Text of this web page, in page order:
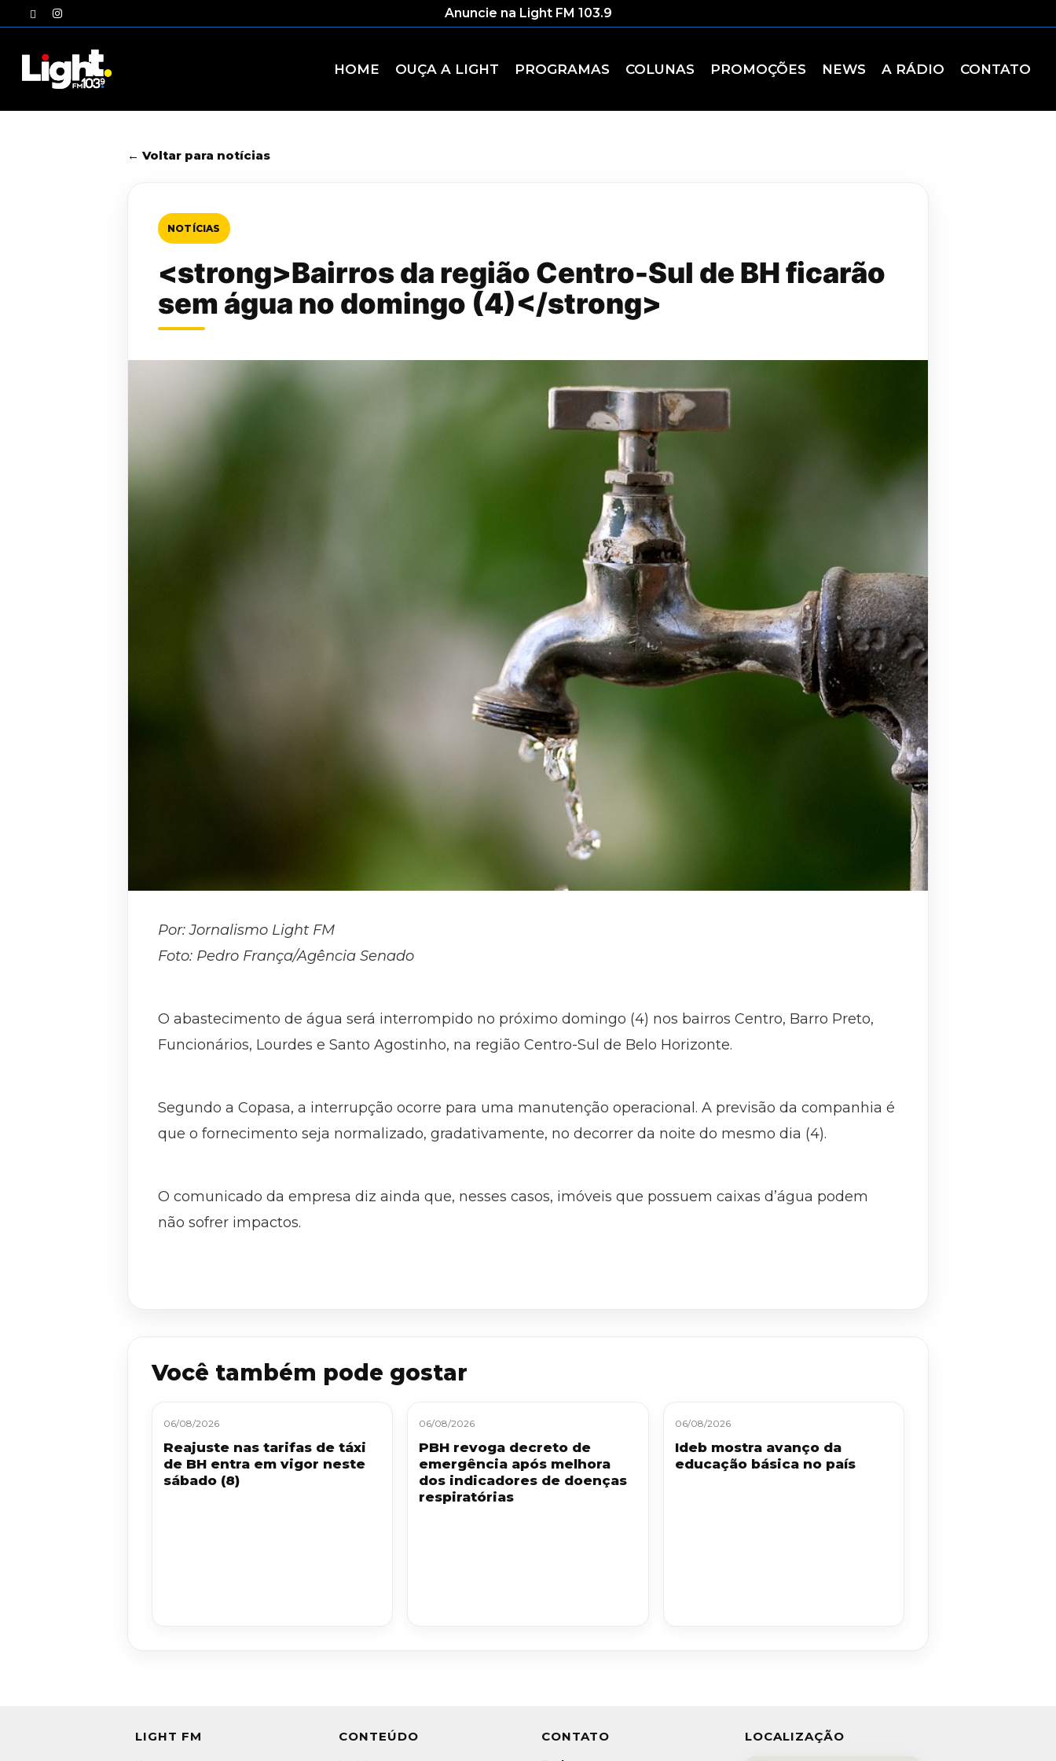
to
twitterinstagram Anuncie na Light FM 103.9
HOME OUÇA A LIGHT PROGRAMAS COLUNAS PROMOÇÕES NEWS A RÁDIO CONTATO
← Voltar para notícias
NOTÍCIAS
<strong>Bairros da região Centro-Sul de BH ficarão
sem água no domingo (4)</strong>
Por: Jornalismo Light FM
Foto: Pedro França/Agência Senado
O abastecimento de água será interrompido no próximo domingo (4) nos bairros Centro, Barro Preto,
Funcionários, Lourdes e Santo Agostinho, na região Centro-Sul de Belo Horizonte.
Segundo a Copasa, a interrupção ocorre para uma manutenção operacional. A previsão da companhia é
que o fornecimento seja normalizado, gradativamente, no decorrer da noite do mesmo dia (4).
O comunicado da empresa diz ainda que, nesses casos, imóveis que possuem caixas d’água podem
não sofrer impactos.
Você também pode gostar
06/08/2026
Reajuste nas tarifas de táxi
de BH entra em vigor neste
sábado (8)
06/08/2026
PBH revoga decreto de
emergência após melhora
dos indicadores de doenças
respiratórias
06/08/2026
Ideb mostra avanço da
educação básica no país
LIGHT FM CONTEÚDO CONTATO LOCALIZAÇÃO